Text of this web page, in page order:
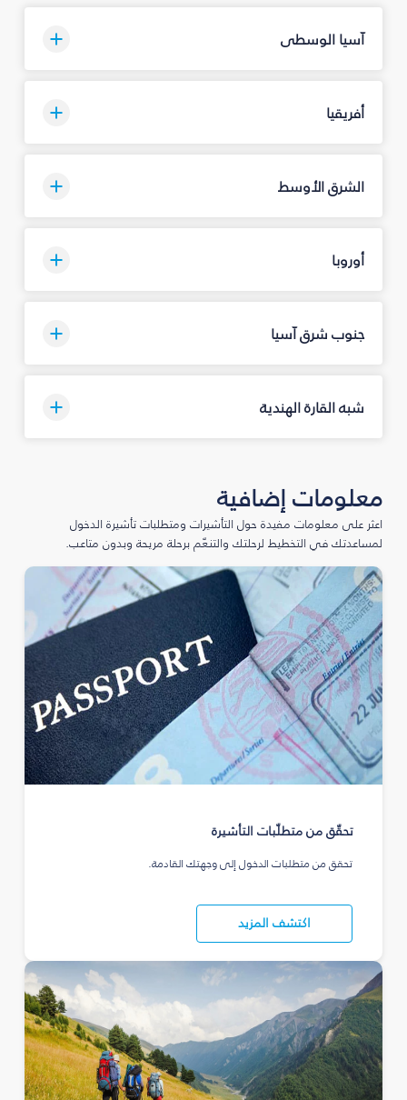
آسيا الوسطى
أفريقيا
الشرق الأوسط
أوروبا
جنوب شرق آسيا
شبه القارة الهندية
معلومات إضافية
اعثر على معلومات مفيدة حول التأشيرات ومتطلبات تأشيرة الدخول
لمساعدتك في التخطيط لرحلتك والتنعّم برحلة مريحة وبدون متاعب.
تحقّق من متطلّبات التأشيرة
تحقق من متطلبات الدخول إلى وجهتك القادمة.
اكتشف المزيد